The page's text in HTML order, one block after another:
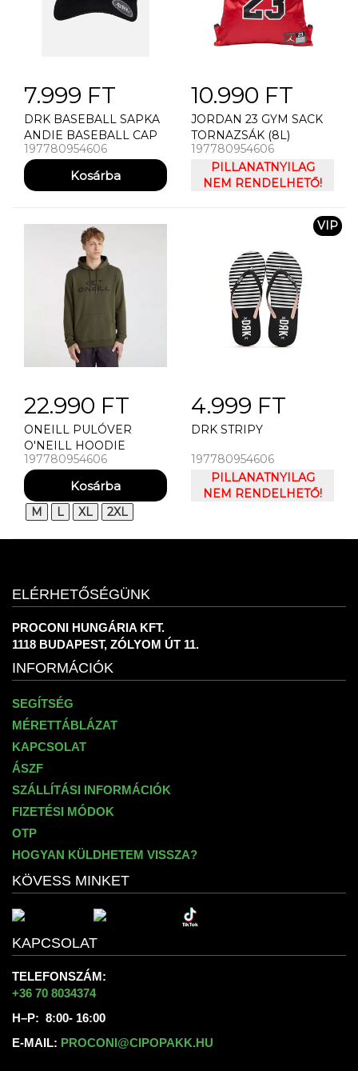
7.999 FT
DRK BASEBALL SAPKA
ANDIE BASEBALL CAP
197780954606
10.990 FT
JORDAN 23 GYM SACK
TORNAZSÁK (8L)
197780954606
PILLANATNYILAG
NEM RENDELHETŐ!
22.990 FT
ONEILL PULÓVER
O'NEILL HOODIE
197780954606
M L XL 2XL
VIP
4.999 FT
DRK STRIPY
197780954606
PILLANATNYILAG
NEM RENDELHETŐ!
ELÉRHETŐSÉGÜNK
PROCONI HUNGÁRIA KFT.
1118 BUDAPEST, ZÓLYOM ÚT 11.
INFORMÁCIÓK
SEGÍTSÉG
MÉRETTÁBLÁZAT
KAPCSOLAT
ÁSZF
SZÁLLÍTÁSI INFORMÁCIÓK
FIZETÉSI MÓDOK
OTP
HOGYAN KÜLDHETEM VISSZA?
KÖVESS MINKET
KAPCSOLAT
TELEFONSZÁM:
+36 70 8034374
H–P: 8:00- 16:00
E-MAIL: PROCONI@CIPOPAKK.HU